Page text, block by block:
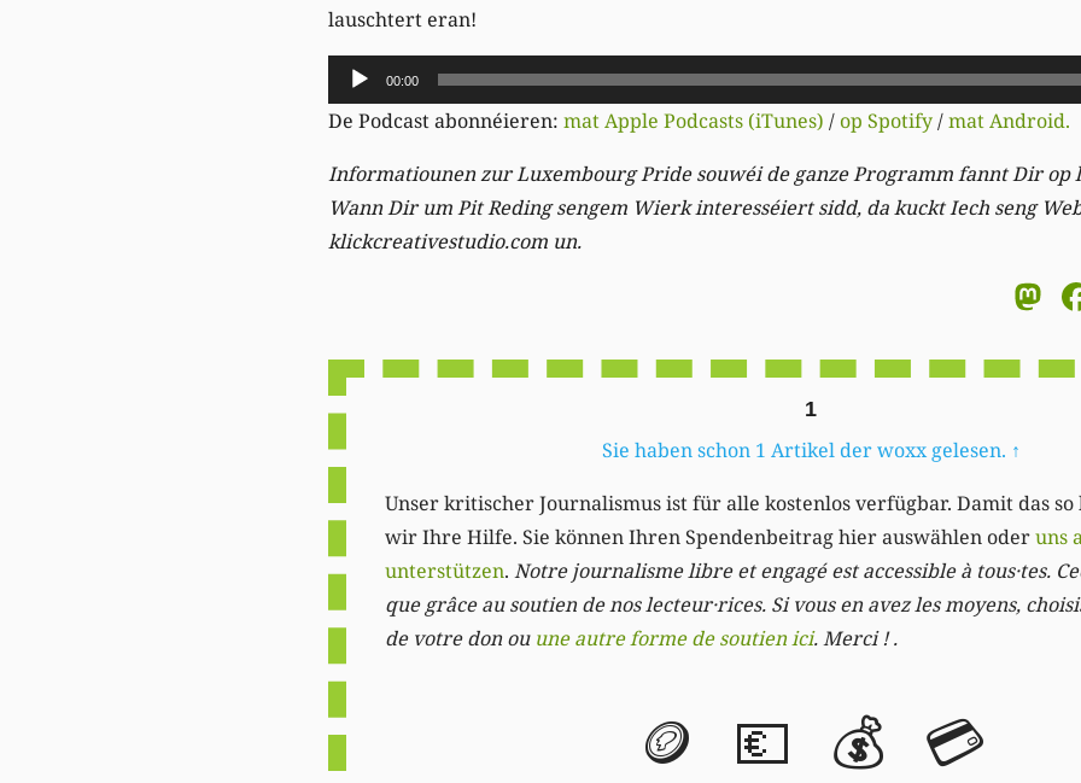
lauschtert eran!
Audio-
Player
00:00
De Podcast abonnéieren: mat Apple Podcasts (iTunes) /op Spotify/mat Android.
Informatiounen zur Luxembourg Pride souwéi de ganze Programm fannt Dir
Wann Dir um Pit Reding sengem Wierk interesséiert sidd, da kuckt Iech seng
klickcreativestudio.com un.
1
Sie haben schon 1 Artikel der woxx gelesen. ↑
Unser kritischer Journalismus ist für alle kostenlos verfügbar. Damit das
wir Ihre Hilfe. Sie können Ihren Spendenbeitrag hier auswählen oderuns
unterstützen. Notre journalisme libre et engagé est accessible à tous·tes.
que grâce au soutien de nos lecteur·rices. Si vous en avez les moyens,
de votre don ou une autre forme de soutien ici. Merci ! .
🪙 💶 💰 💳